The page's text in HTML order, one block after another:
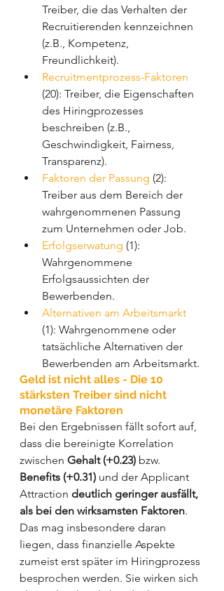
Treiber, die das Verhalten der
Recruitierenden kennzeichnen
(z.B., Kompetenz,
Freundlichkeit).
Recruitmentprozess-Faktoren
(20): Treiber, die Eigenschaften
des Hiringprozesses
beschreiben (z.B.,
Geschwindigkeit, Fairness,
Transparenz).
Faktoren der Passung (2):
Treiber aus dem Bereich der
wahrgenommenen Passung
zum Unternehmen oder Job.
Erfolgserwatung (1):
Wahrgenommene
Erfolgsaussichten der
Bewerbenden.
Alternativen am Arbeitsmarkt
(1): Wahrgenommene oder
tatsächliche Alternativen der
Bewerbenden am Arbeitsmarkt.
Geld ist nicht alles - Die 10
stärksten Treiber sind nicht
monetäre Faktoren
Bei den Ergebnissen fällt sofort auf,
dass die bereinigte Korrelation
zwischen Gehalt (+0.23) bzw.
Benefits (+0.31) und der Applicant
Attraction deutlich geringer ausfällt,
als bei den wirksamsten Faktoren.
Das mag insbesondere daran
liegen, dass finanzielle Aspekte
zumeist erst später im Hiringprozess
besprochen werden. Sie wirken sich